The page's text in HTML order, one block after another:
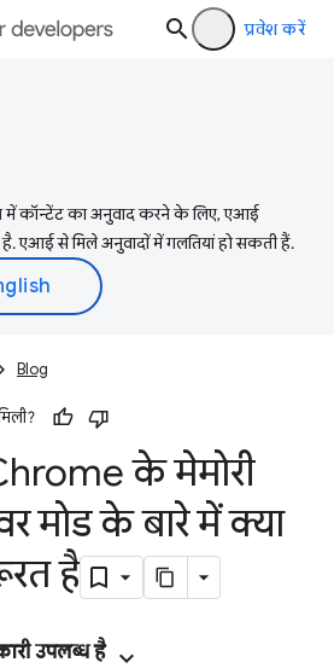
प्रवेश करें
में कॉन्टेंट का अनुवाद करने के लिए, एआई
एआई से मिले अनुवादों में गलतियां हो सकती हैं.
Blog
के मेमोरी
मोड के बारे में क्या
है
उपलब्ध है